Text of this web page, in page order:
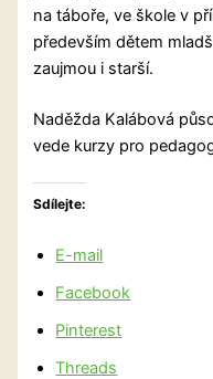
na táboře, ve škole v
především dětem
zaujmou i starší.
Naděžda Kalábová
vede kurzy pro
Sdílejte:
E-mail
Facebook
Pinterest
Threads